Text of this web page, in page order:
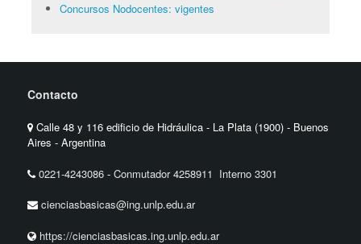
Concursos Nodocentes: vigentes
Contacto
Calle 48 y 116 edificio de Hidráulica - La Plata (1900) - Buenos
Aires - Argentina
0221-4243086 -Conmutador 4258911 Interno 3301
cienciasbasicas@ing.unlp.edu.ar
https://cienciasbasicas.ing.unlp.edu.ar